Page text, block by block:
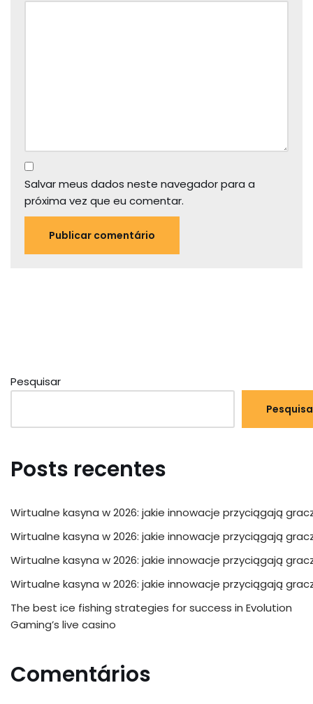
Salvar meus dados neste navegador para a
próxima vez que eu comentar.
Pesquisar
Posts recentes
Wirtualne kasyna w 2026: jakie innowacje przyciągają
Wirtualne kasyna w 2026: jakie innowacje przyciągają
Wirtualne kasyna w 2026: jakie innowacje przyciągają
Wirtualne kasyna w 2026: jakie innowacje przyciągają
The best ice fishing strategies for success in Evolution
Gaming’s live casino
Comentários